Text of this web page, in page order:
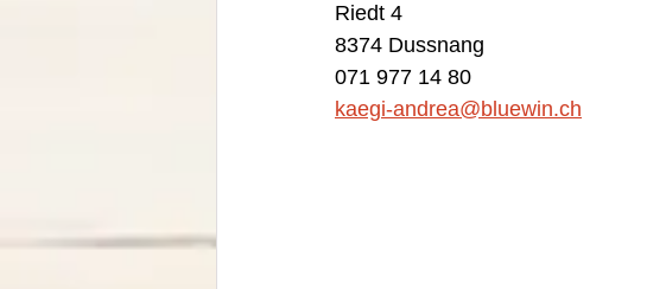
Riedt 4
8374 Dussnang
071 977 14 80
kaegi-andrea@bluewin.ch